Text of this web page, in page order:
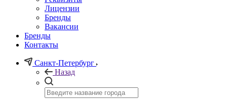
Лицензии
Бренды
Вакансии
Бренды
Контакты
Санкт-Петербург
Назад